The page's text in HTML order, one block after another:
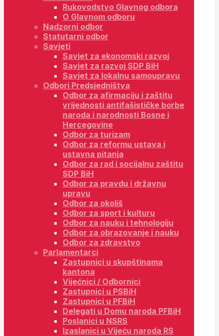
Rukovodstvo Glavnog odbora
O Glavnom odboru
Nadzorni odbor
Statutarni odbor
Savjeti
Savjet za ekonomski razvoj
Savjet za razvoj SDP BiH
Savjet za lokalnu samoupravu
Odbori Predsjedništva
Odbor za afirmaciju i zaštitu
vrijednosti antifašističke borbe
naroda i narodnosti Bosne i
Hercegovine
Odbor za turizam
Odbor za reformu ustava i
ustavna pitanja
Odbor za rad i socijalnu zaštitu
SDP BiH
Odbor za pravdu i državnu
upravu
Odbor za okoliš
Odbor za sport i kulturu
Odbor za nauku i tehnologiju
Odbor za obrazovanje i nauku
Odbor za zdravstvo
Parlamentarci
Zastupnici u skupštinama
kantona
Vijećnici / Odbornici
Zastupnici u PSBiH
Zastupnici u PFBiH
Delegati u Domu naroda PFBiH
Poslanici u NSRS
Izaslanici u Vijeću naroda RS